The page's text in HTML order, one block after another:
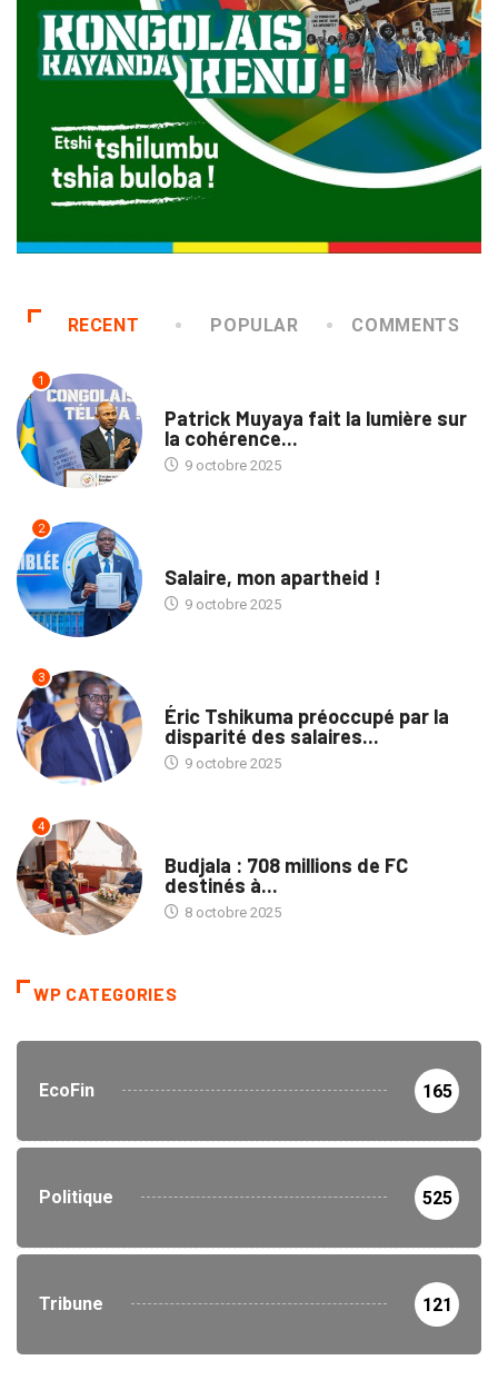
RECENT POPULAR COMMENTS
1
Patrick Muyaya fait la lumière sur
la cohérence...
9 octobre 2025
2
Salaire, mon apartheid !
9 octobre 2025
3
Éric Tshikuma préoccupé par la
disparité des salaires...
9 octobre 2025
4
Budjala : 708 millions de FC
destinés à...
8 octobre 2025
WP CATEGORIES
EcoFin 165
Politique 525
Tribune 121